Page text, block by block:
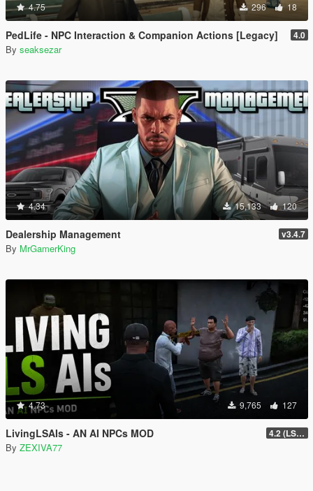
4.75 296 18
PedLife - NPC Interaction & Companion Actions [Legacy] 4.0
By seaksezar
4.34 15,133 120
Dealership Management v3.4.7
By MrGamerKing
4.73 9,765 127
LivingLSAIs - AN AI NPCs MOD 4.2 (LS Episodes)
By ZEXIVA77